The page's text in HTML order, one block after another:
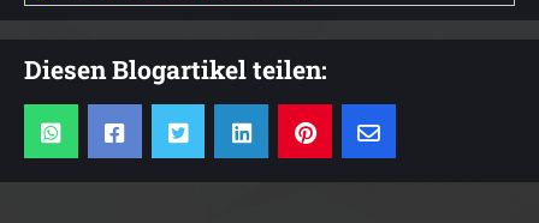
Diesen Blogartikel teilen: